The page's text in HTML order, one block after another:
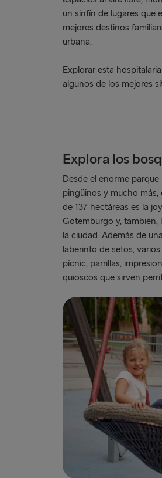
un sinfín de lugares que
mejores destinos
urbana.
Explorar esta
algunos de los mejores
Explora los
Desde el enorme
pingüinos y mucho más,
de 137 hectáreas es la
Gotemburgo y, también,
la ciudad. Además de
laberinto de setos,
pícnic, parrillas,
quioscos que sirven